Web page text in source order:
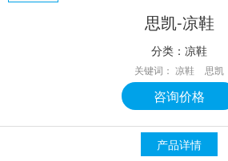
思凯-凉鞋
分类： 凉鞋
关键词： 凉鞋 思凯
咨询价格
产品详情